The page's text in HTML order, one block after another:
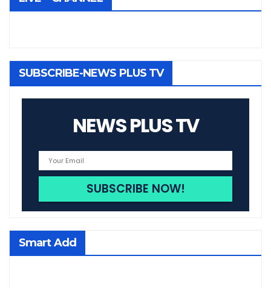
SUBSCRIBE-NEWS PLUS TV
NEWS PLUS TV
Smart Add